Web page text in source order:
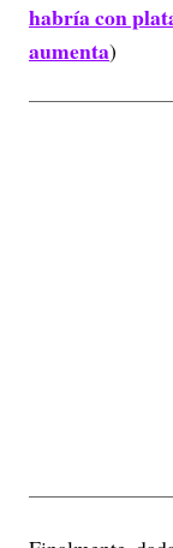
habría con
aumenta)